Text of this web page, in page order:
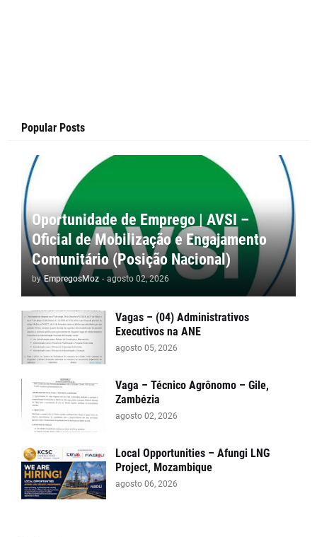
Popular Posts
Oportunidade de Emprego | AVSI –
Oficial de Mobilização e Engajamento
Comunitário (Posição Nacional)
by EmpregosMoz - agosto 02, 2026
Vagas – (04) Administrativos
Executivos na ANE
agosto 05, 2026
Vaga – Técnico Agrônomo – Gile,
Zambézia
agosto 02, 2026
Local Opportunities – Afungi LNG
Project, Mozambique
agosto 06, 2026